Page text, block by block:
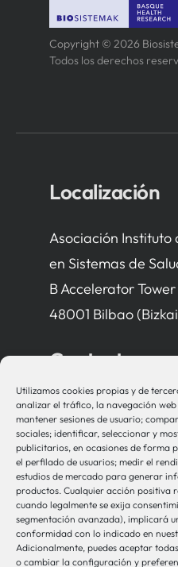
Utilizamos cookies propias y de
analizar el tráfico, la navegación
mantener sesiones de usuario;
sociales; identificar, seleccionar y
publicitarios, en ocasiones de forma
el perfilado de usuarios; medir el
estudios de mercado para generar
productos. Cualquier acción positiva
cuando legalmente se exija
segmentación avanzada), implicará
conformidad con lo indicado en
Adicionalmente, puedes aceptar
o cambiar la configuración y
Copyright © 2026
Todos los derechos
Localización
Asociación Instituto
en Sistemas de
B Accelerator
48001 Bilbao
Contacto
bio-
944 00 77 90
Otros Enlaces
Osakidetza